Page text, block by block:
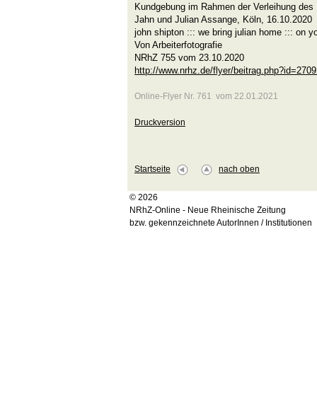
Kundgebung im Rahmen der Verleihung
Jahn und Julian Assange, Köln, 16.10.2020
john shipton ::: we bring julian home ::: on
Von Arbeiterfotografie
NRhZ 755 vom 23.10.2020
http://www.nrhz.de/flyer/
Online-Flyer Nr. 761 vom 22.01.2021
Druckversion
Startseite nach oben
© 2026
NRhZ-Online - Neue Rheinische Zeitung
bzw. gekennzeichnete AutorInnen / Institutionen